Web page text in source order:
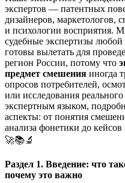
экспертов — патентных
дизайнеров, маркетологов,
и психологии восприятия.
судебные экспертизы
готовы вылетать для
регион России, потому что
предмет смешения иногда
опросов потребителей,
или исследования
экспертным языком,
аспекты: от понятия
анализа фонетики до
🚀📚🔬
Раздел 1. Введение: что
почему это важно